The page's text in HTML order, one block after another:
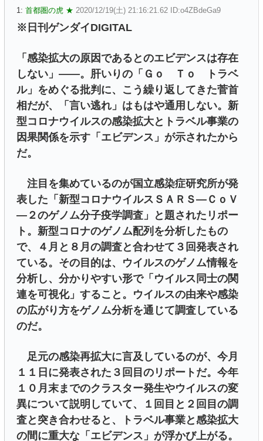
1: 首都圏の虎 ★ 2020/12/19(土) 21:16:21.62 ID:o4ZBdeGa9
※日刊ゲンダイDIGITAL
「感染拡大の原因であるとのエビデンスは存在
しない」――。肝いりの「Ｇｏ Ｔｏ トラベ
ル」をめぐる批判に、こう繰り返してきた菅首
相だが、「言い逃れ」はもはや通用しない。新
型コロナウイルスの感染拡大とトラベル事業の
因果関係を示す「エビデンス」が示されたから
だ。
注目を集めているのが国立感染症研究所が発
表した「新型コロナウイルスＳＡＲＳ―ＣｏＶ
―２のゲノム分子疫学調査」と題されたリポー
ト。新型コロナのゲノム配列を分析したもの
で、４月と８月の調査と合わせて３回発表され
ている。その目的は、ウイルスのゲノム情報を
分析し、分かりやすい形で「ウイルス同士の関
連を可視化」すること。ウイルスの由来や感染
の広がり方をゲノム分析を通じて調査している
のだ。
足元の感染再拡大に言及しているのが、今月
１１日に発表された３回目のリポートだ。今年
１０月末までのクラスター発生やウイルスの変
異について説明していて、１回目と２回目の調
査と突き合わせると、トラベル事業と感染拡大
の間に重大な「エビデンス」が浮かび上がる。